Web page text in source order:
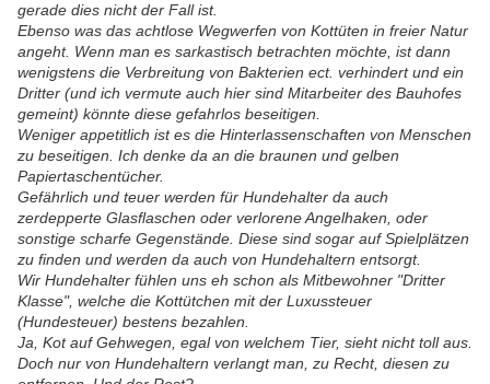
gerade dies nicht der Fall ist.
Ebenso was das achtlose Wegwerfen von Kottüten in freier Natur
angeht. Wenn man es sarkastisch betrachten möchte, ist dann
wenigstens die Verbreitung von Bakterien ect. verhindert und ein
Dritter (und ich vermute auch hier sind Mitarbeiter des Bauhofes
gemeint) könnte diese gefahrlos beseitigen.
Weniger appetitlich ist es die Hinterlassenschaften von Menschen
zu beseitigen. Ich denke da an die braunen und gelben
Papiertaschentücher.
Gefährlich und teuer werden für Hundehalter da auch
zerdepperte Glasflaschen oder verlorene Angelhaken, oder
sonstige scharfe Gegenstände. Diese sind sogar auf Spielplätzen
zu finden und werden da auch von Hundehaltern entsorgt.
Wir Hundehalter fühlen uns eh schon als Mitbewohner "Dritter
Klasse", welche die Kottütchen mit der Luxussteuer
(Hundesteuer) bestens bezahlen.
Ja, Kot auf Gehwegen, egal von welchem Tier, sieht nicht toll aus.
Doch nur von Hundehaltern verlangt man, zu Recht, diesen zu